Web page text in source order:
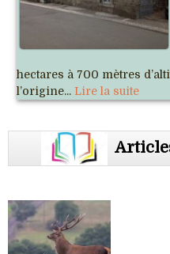
hectares à 700 mètres
l’origine... Lire la suite